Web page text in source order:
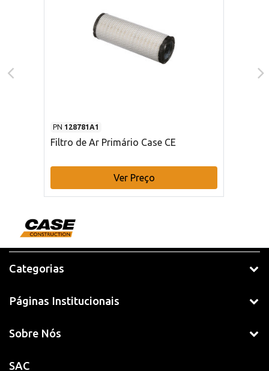
PN 128781A1
Filtro de Ar Primário Case CE
Ver Preço
Categorias
Páginas Institucionais
Sobre Nós
SAC